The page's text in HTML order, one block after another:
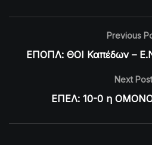
Previous
ΕΠΟΠΛ: ΘΟΙ Καπέδων –
Next Post
ΕΠΕΛ: 10-0 η